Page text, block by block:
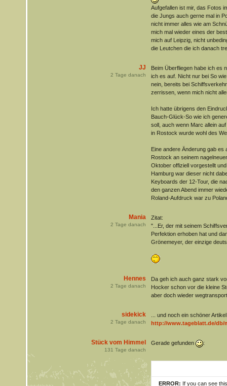
Aufgefallen ist mir, das Fotos
die Jungs auch gerne mal in
nicht immer alles wie am
mich mal wieder eines der
mich auf Leipzig, nicht
die Leutchen die ich danach
JJ
2 Tage danach
Beim Überfliegen habe ich es
ich es auf. Nicht nur bei So
nein, bereits bei
zerrissen, wenn mich nicht
Ich hatte übrigens den
Bauch-Glück-So wie ich
soll, auch wenn Marc allein
in Rostock wurde wohl des
Eine andere Änderung gab es
Rostock an seinem
Oktober offiziell vorgestellt
Hamburg war dieser nicht
Keyboards der 12-Tour, die
den ganzen Abend immer
Roland-Aufdruck war zu
Mania
2 Tage danach
Zitat:
"...Er, der mit seinem
Perfektion erhoben hat und
Grönemeyer, der einzige
Hennes
2 Tage danach
Da geh ich auch ganz stark
Hocker schon vor die kleine
aber doch wieder
sidekick
2 Tage danach
... und noch ein schöner
http://www.tageblatt.de/db/
Stück vom Himmel
131 Tage danach
Gerade gefunden :
ERROR: If you can see